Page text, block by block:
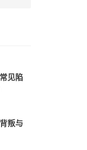
见陷
叛与